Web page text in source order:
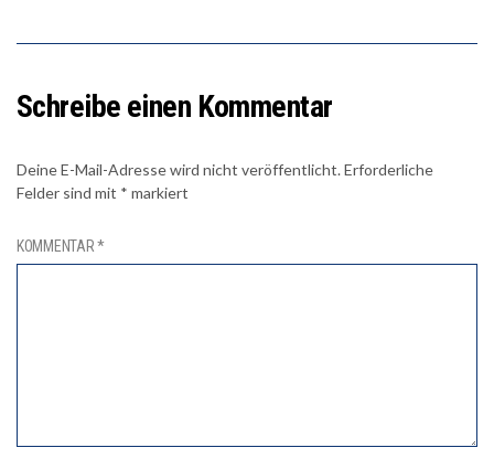
Schreibe einen Kommentar
Deine E-Mail-Adresse wird nicht veröffentlicht.Erforderliche
Felder sind mit * markiert
KOMMENTAR*